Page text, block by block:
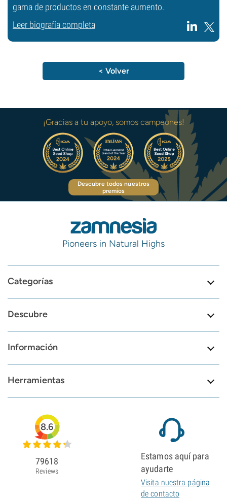
gama de productos en constante aumento.
Leer biografía completa
< Volver
¡Gracias a tu apoyo, somos campeones!
Descubre todos nuestros
premios
Pioneers in Natural Highs
Categorías
Descubre
Información
Herramientas
8.6
79618
Reviews
Estamos aquí para
ayudarte
Visita nuestra página
de contacto